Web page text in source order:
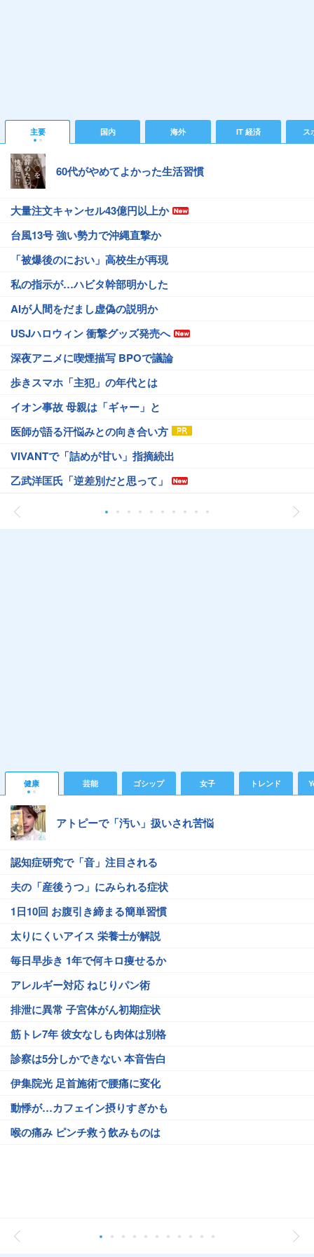
主要 国内 海外 IT 経済 ス
60代がやめてよかった生活習慣
大量注文キャンセル43億円以上か
台風13号 強い勢力で沖縄直撃か
「被爆後のにおい」高校生が再現
私の指示が…ハビタ幹部明かした
AIが人間をだまし虚偽の説明か
USJハロウィン 衝撃グッズ発売へ
深夜アニメに喫煙描写 BPOで議論
歩きスマホ「主犯」の年代とは
イオン事故 母親は「ギャー」と
医師が語る汗悩みとの向き合い方
VIVANTで「詰めが甘い」指摘続出
乙武洋匡氏「逆差別だと思って」
健康 芸能 ゴシップ 女子 トレンド
アトピーで「汚い」扱いされ苦悩
認知症研究で「音」注目される
夫の「産後うつ」にみられる症状
1日10回 お腹引き締まる簡単習慣
太りにくいアイス 栄養士が解説
毎日早歩き 1年で何キロ痩せるか
アレルギー対応 ねじりパン術
排泄に異常 子宮体がん初期症状
筋トレ7年 彼女なしも肉体は別格
診察は5分しかできない 本音告白
伊集院光 足首施術で腰痛に変化
動悸が…カフェイン摂りすぎかも
喉の痛み ピンチ救う飲みものは